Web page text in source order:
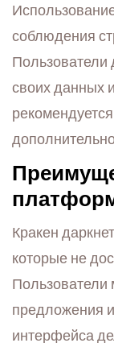
соблюдения
своих данных
Кракен
которые не
Пользователи
предложения
интерфейса